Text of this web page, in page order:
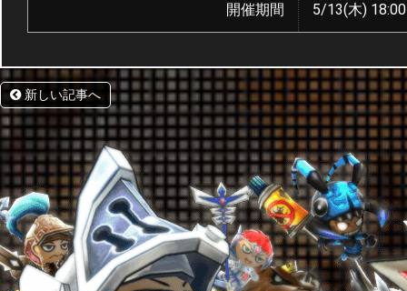
開催期間 5/13(木)
新しい記事へ